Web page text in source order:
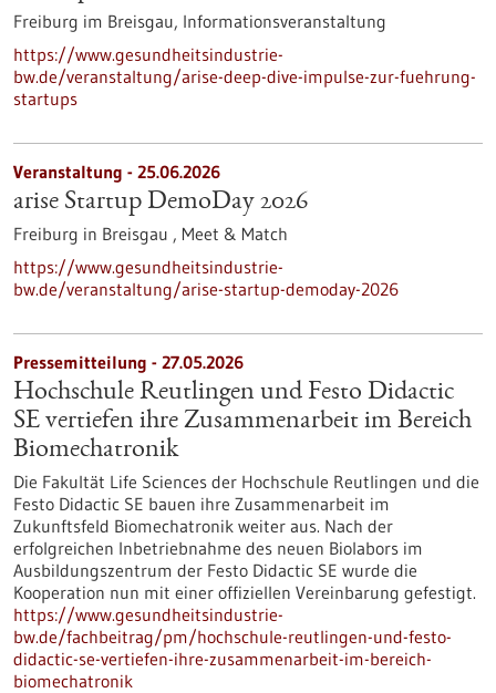
Freiburg im Breisgau, Informationsveranstaltung
https://www.gesundheitsindustrie-
bw.de/veranstaltung/arise-deep-dive-impulse-zur-fuehrung-
startups
Veranstaltung - 25.06.2026
arise Startup DemoDay 2026
Freiburg in Breisgau , Meet & Match
https://www.gesundheitsindustrie-
bw.de/veranstaltung/arise-startup-demoday-2026
Pressemitteilung - 27.05.2026
Hochschule Reutlingen und Festo Didactic
SE vertiefen ihre Zusammenarbeit im Bereich
Biomechatronik
Die Fakultät Life Sciences der Hochschule Reutlingen und die
Festo Didactic SE bauen ihre Zusammenarbeit im
Zukunftsfeld Biomechatronik weiter aus. Nach der
erfolgreichen Inbetriebnahme des neuen Biolabors im
Ausbildungszentrum der Festo Didactic SE wurde die
Kooperation nun mit einer offiziellen Vereinbarung gefestigt.
https://www.gesundheitsindustrie-
bw.de/fachbeitrag/pm/hochschule-reutlingen-und-festo-
didactic-se-vertiefen-ihre-zusammenarbeit-im-bereich-
biomechatronik